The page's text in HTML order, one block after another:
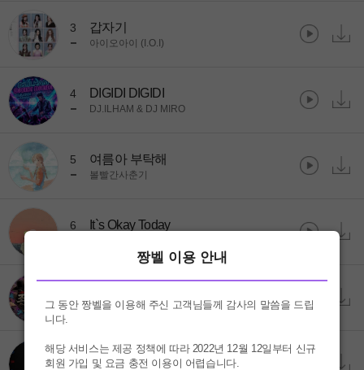
짱벨 이용 안내
그 동안 짱벨을 이용해 주신 고객님들께 감사의 말씀을 드립
니다.
해당 서비스는 제공 정책에 따라 2022년 12월 12일부터 신규
회원 가입 및 요금 충전 이용이 어렵습니다.
3 갑자기
아이오아이 (I.O.I)
4 DIGIDI DIGIDI
DJ.ILHAM & DJ MIRO
5 여름아 부탁해
볼빨간사춘기
6 It`s Okay Today
조선힙합
8 GG EZ